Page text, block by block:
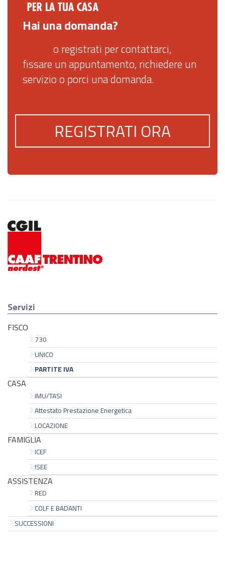
Hai una domanda?
o registrati per contattarci,
fissare un appuntamento, richiedere un
servizio o porci una domanda.
REGISTRATI ORA
Servizi
FISCO
730
UNICO
PARTITE IVA
CASA
IMU/TASI
Attestato Prestazione Energetica
LOCAZIONE
FAMIGLIA
ICEF
ISEE
ASSISTENZA
RED
COLF E BADANTI
SUCCESSIONI